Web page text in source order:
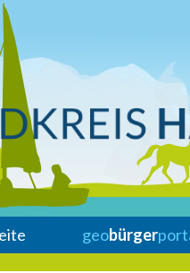
geobürger